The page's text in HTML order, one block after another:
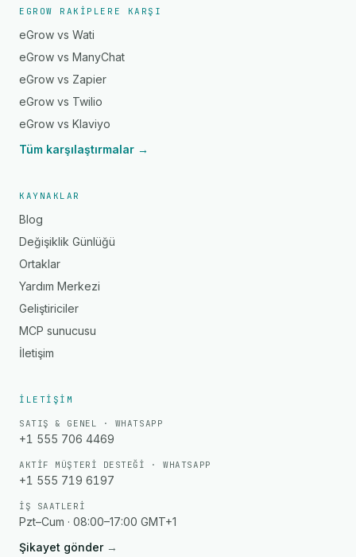
EGROW RAKIPLERE KARŞI
eGrow vs Wati
eGrow vs ManyChat
eGrow vs Zapier
eGrow vs Twilio
eGrow vs Klaviyo
Tüm karşılaştırmalar →
KAYNAKLAR
Blog
Değişiklik Günlüğü
Ortaklar
Yardım Merkezi
Geliştiriciler
MCP sunucusu
İletişim
İLETIŞIM
SATIŞ & GENEL · WHATSAPP
+1 555 706 4469
AKTIF MÜŞTERI DESTEĞI · WHATSAPP
+1 555 719 6197
İŞ SAATLERI
Pzt–Cum · 08:00–17:00 GMT+1
Şikayet gönder →